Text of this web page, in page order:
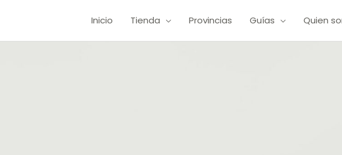
Inicio Tienda Provincias Guías Quien